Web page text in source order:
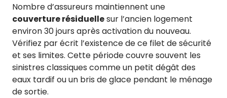
Nombre d’assureurs maintiennent une
couverture résiduellesur l’ancien logement
environ 30 jours après activation du nouveau.
Vérifiez par écrit l’existence de ce filet de sécurité
et ses limites. Cette période couvre souvent les
sinistres classiques comme un petit dégât des
eaux tardif ou un bris de glace pendant le ménage
de sortie.